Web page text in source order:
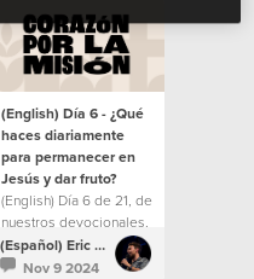
(English) Día 6 - ¿Qué
haces diariamente
para permanecer en
Jesús y dar fruto?
(English) Día 6 de 21, de
nuestros devocionales,
durante la temporada
de Corazón por la
(Español) Eric Mole
Nov 9 2024